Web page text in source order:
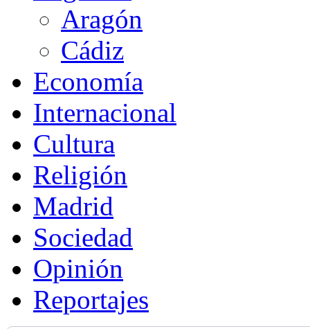
Aragón
Cádiz
Economía
Internacional
Cultura
Religión
Madrid
Sociedad
Opinión
Reportajes